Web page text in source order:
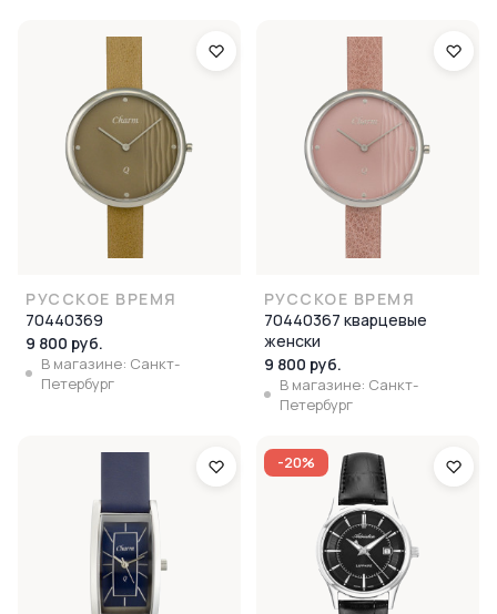
РУССКОЕ ВРЕМЯ
70440369
9 800 руб.
В магазине: Санкт-
Петербург
РУССКОЕ ВРЕМЯ
70440367 кварцевые
женски
9 800 руб.
В магазине: Санкт-
Петербург
-20%